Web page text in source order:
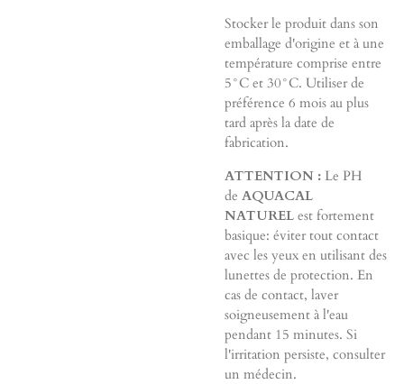
Stocker le produit dans son
emballage d'origine et à une
température comprise entre
5°C et 30°C. Utiliser de
préférence 6 mois au plus
tard après la date de
fabrication.
ATTENTION : Le PH
de AQUACAL
NATUREL est fortement
basique: éviter tout contact
avec les yeux en utilisant des
lunettes de protection. En
cas de contact, laver
soigneusement à l'eau
pendant 15 minutes. Si
l'irritation persiste, consulter
un médecin.